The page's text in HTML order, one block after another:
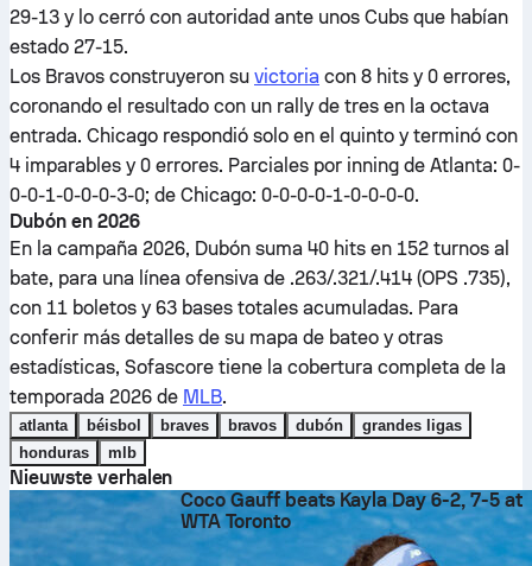
29-13 y lo cerró con autoridad ante unos Cubs que habían
estado 27-15.
Los Bravos construyeron su victoria con 8 hits y 0 errores,
coronando el resultado con un rally de tres en la octava
entrada. Chicago respondió solo en el quinto y terminó con
4 imparables y 0 errores. Parciales por inning de Atlanta: 0-
0-0-1-0-0-0-3-0; de Chicago: 0-0-0-0-1-0-0-0-0.
Dubón en 2026
En la campaña 2026, Dubón suma 40 hits en 152 turnos al
bate, para una línea ofensiva de .263/.321/.414 (OPS .735),
con 11 boletos y 63 bases totales acumuladas. Para
conferir más detalles de su mapa de bateo y otras
estadísticas, Sofascore tiene la cobertura completa de la
temporada 2026 de MLB.
atlanta béisbol braves bravos dubón
grandes ligas
honduras
mlb
Nieuwste verhalen
Coco Gauff beats Kayla Day 6-2, 7-5 at
WTA Toronto